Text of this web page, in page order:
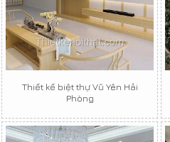
Thiết kế biệt thự Vũ Yên Hải
Phòng